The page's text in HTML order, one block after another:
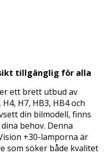
tillgänglig för alla
ett brett utbud av
H7, HB3, HB4 och
din bilmodell, finns
behov. Denna
+30-lamporna är
som söker både kvalitet